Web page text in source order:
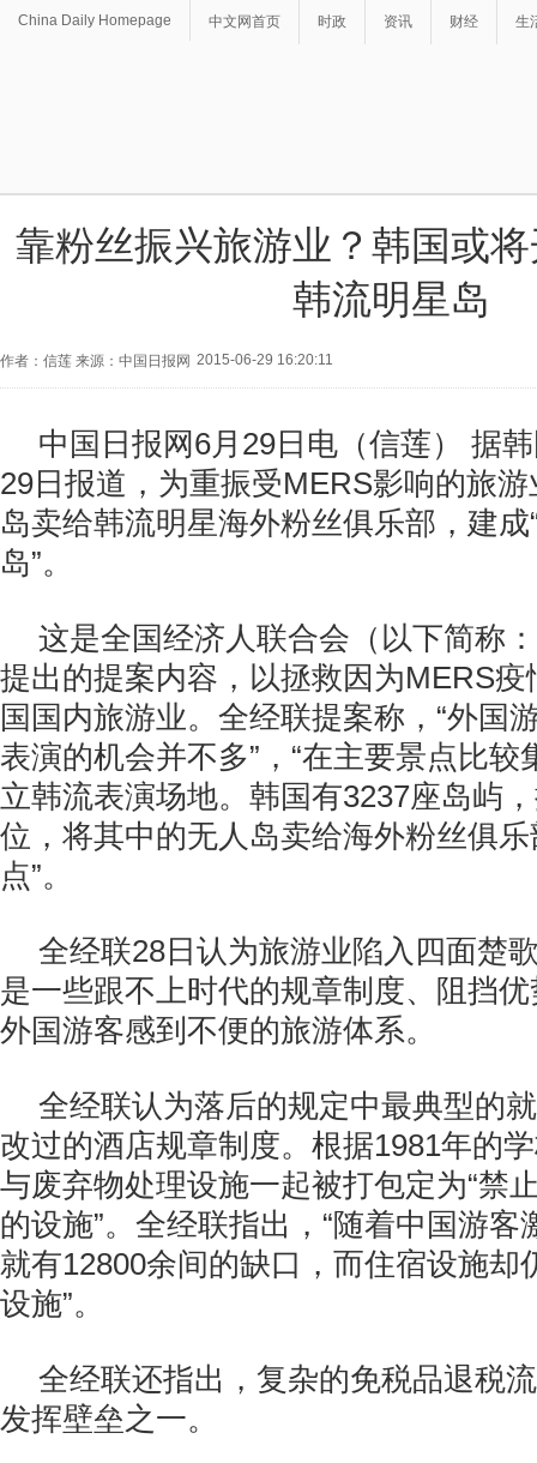
China Daily Homepage 中文网首页 时政 资讯 财经 生
靠粉丝振兴旅游业？韩国或
韩流明星岛
作者：信莲 来源：中国日报网 2015-06-29 16:20:11
中国日报网6月29日电（信莲） 据
29日报道，为重振受MERS影响的旅
岛卖给韩流明星海外粉丝俱乐部，建成
岛”。
这是全国经济人联合会（以下简称
提出的提案内容，以拯救因为MERS
国国内旅游业。全经联提案称，“外国
表演的机会并不多”，“在主要景点比较
立韩流表演场地。韩国有3237座岛屿
位，将其中的无人岛卖给海外粉丝俱
点”。
全经联28日认为旅游业陷入四面楚
是一些跟不上时代的规章制度、阻挡
外国游客感到不便的旅游体系。
全经联认为落后的规定中最典型的
改过的酒店规章制度。根据1981年的
与废弃物处理设施一起被打包定为“禁
的设施”。全经联指出，“随着中国游客
就有12800余间的缺口，而住宿设施却
设施”。
全经联还指出，复杂的免税品退税
发挥壁垒之一。